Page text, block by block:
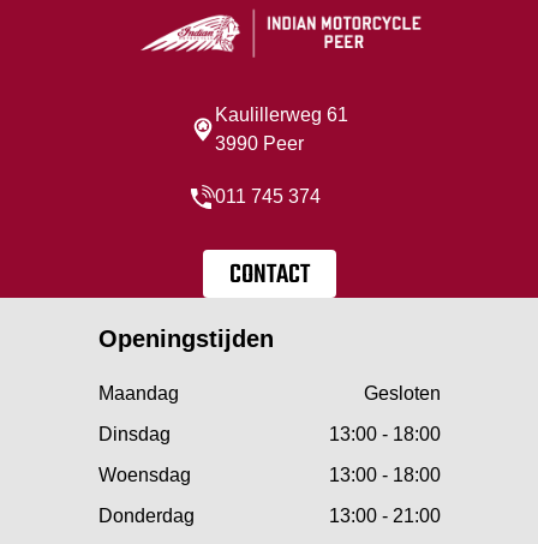
Kaulillerweg 61
3990 Peer
011 745 374
CONTACT
Openingstijden
Maandag
Gesloten
Dinsdag
13:00 - 18:00
Woensdag
13:00 - 18:00
Donderdag
13:00 - 21:00